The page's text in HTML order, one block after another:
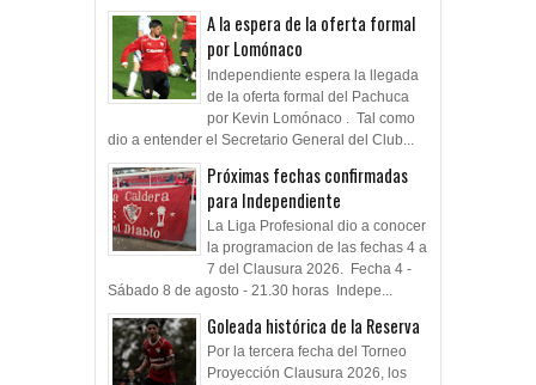
A la espera de la oferta formal
por Lomónaco
Independiente espera la llegada
de la oferta formal del Pachuca
por Kevin Lomónaco . Tal como
dio a entender el Secretario General del Club...
Próximas fechas confirmadas
para Independiente
La Liga Profesional dio a conocer
la programacion de las fechas 4 a
7 del Clausura 2026. Fecha 4 -
Sábado 8 de agosto - 21.30 horas Indepe...
Goleada histórica de la Reserva
Por la tercera fecha del Torneo
Proyección Clausura 2026, los